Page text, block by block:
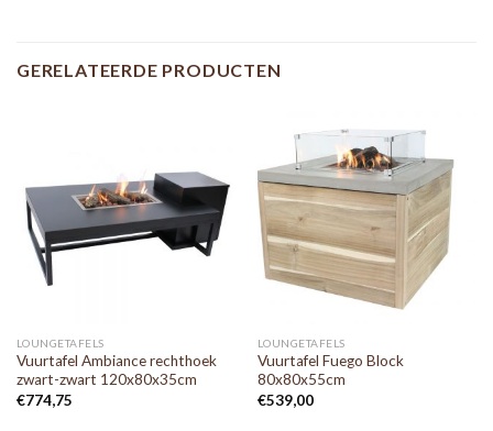
GERELATEERDE PRODUCTEN
LOUNGETAFELS
Vuurtafel Ambiance rechthoek
zwart-zwart 120x80x35cm
€774,75
LOUNGETAFELS
Vuurtafel Fuego Block
80x80x55cm
€539,00